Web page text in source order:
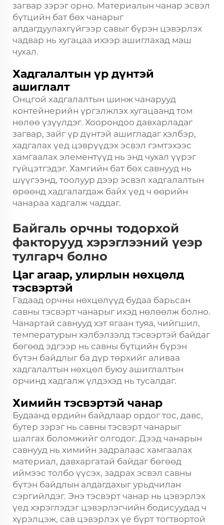
загвар зэрэг орно. Материалын чанар эсвэл
бүтцийн бат бөх чанарыг
алдагдуулахгүйгээр савыг бүрэн цэвэрлэх
чадвар нь хугацаа ихээр ашиглахад маш
чухал.
Хадгалалтын үр дүнтэй
ашиглалт
Онцгой хадгалалтын шинж чанарууд
контейнерийн үргэлжлэх хугацаанд том
нөлөө үзүүлдэг. Хоорондоо давхарладаг
загвар, зайг үр дүнтэй ашигладаг хэлбэр,
хадгалах үед цэврүүдэх эсвэл гэмтэхээс
хамгаалах элементүүд нь энд чухал үүрэг
гүйцэтгэдэг. Хамгийн бат бөх савнууд нь
шүүгээнд, тоолуур дээр эсвэл хадгалалтын
өрөөнд хадгалагдаж байх үед ч өөрийн
чанараа хадгалж чаддаг.
Байгаль орчны тодорхой
факторууд хэрэглээний үеэр
тулгарч болно
Цаг агаар, улирлын нөхцөлд
тэсвэртэй
Гадаад орчны нөхцөлүүд будаа барьсан
савны тэсвэрт чанарыг ихэд нөлөөлж болно.
Чанартай савнууд хэт ягаан туяа, чийгшил,
температурын хэлбэлзэлд тэсвэртэй байдаг
бөгөөд эдгээр нь савны бүтцийн бүрэн
бүтэн байдлыг ба дүр төрхийг аливаа
хадгалалтын нөхцөл буюу ашиглалтын
орчинд хадгалж үлдэхэд нь тусалдаг.
Химийн тэсвэртэй чанар
Будаанд ердийн байдлаар ордог тос, давс,
бутер зэрэг нь савны тэсвэрт чанарыг
шалгах боломжийг олгодог. Дээд чанарын
савнууд нь химийн задралаас хамгаалах
материал, давхаргатай байдаг бөгөөд
иймээс толбо үүсэх, задрах эсвэл савны
бүтэн байдлын алдагдахыг урьдчилан
сэргийлдэг. Энэ тэсвэрт чанар нь цэвэрлэх
үед хэрэглэдэг цэвэрлэгчийн бодисуудад ч
хүрэлцэж, сав цэвэрлэх үе бүрт тогтвортой